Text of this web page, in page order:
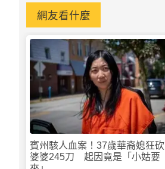
網友看什麼
賓州駭人血案！37歲華裔媳狂砍
婆婆245刀 起因竟是「小姑要